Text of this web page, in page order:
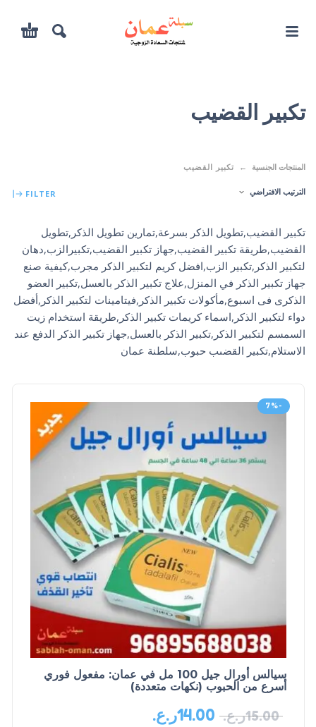
تكبير القضيب
المنتجات الجنسية تكبير القضيب
الترتيب الافتراضي FILTER
تكبير القضيب,تطويل الذكر بسرعة,تمارين تطويل الذكر,تطويل
القضيب,طريقة تكبير القضيب,جهاز تكبير القضيب,تكبيرالزب,دهان
لتكبير الذكر,تكبير الزب,افضل كريم لتكبير الذكر مجرب,كيفية صنع
جهاز تكبير الذكر في المنزل,علاج تكبير الذكر بالعسل,تكبير العضو
الذكرى فى اسبوع,مأكولات تكبير الذكر,فيتامينات لتكبير الذكر,أفضل
دواء لتكبير الذكر,اسماء كريمات تكبير الذكر,طريقة استخدام زيت
السمسم لتكبير الذكر,تكبير الذكر بالعسل,جهاز تكبير الذكر الدفع عند
الاستلام,تكبير القضىب حبوب,سلطنة عمان
-7%
سيالس أورال جيل 100 مل في عمان: مفعول فوري
أسرع من الحبوب (نكهات متعددة)
15.00ر.ع. 14.00ر.ع.